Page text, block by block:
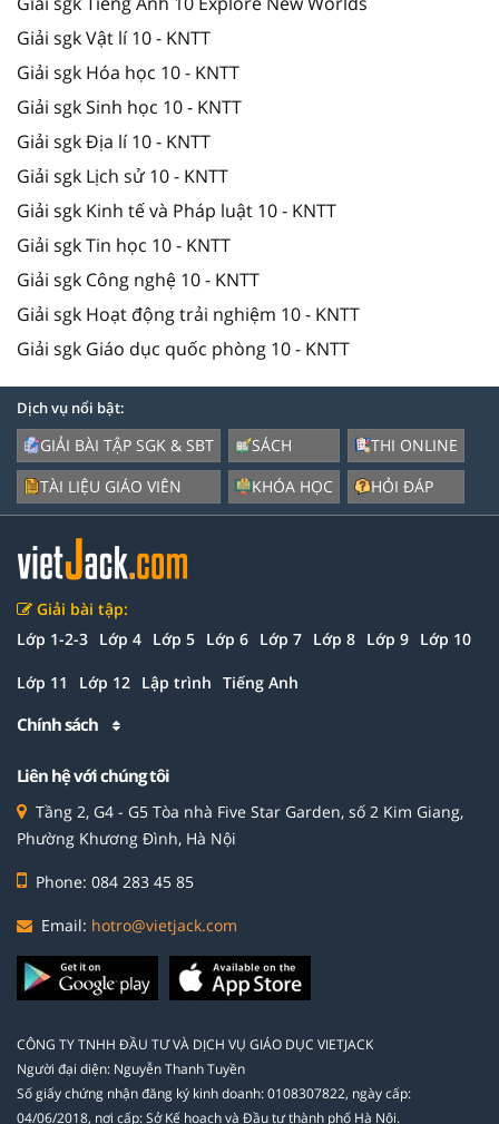
Giải sgk Vật lí 10 - KNTT
Giải sgk Hóa học 10 - KNTT
Giải sgk Sinh học 10 - KNTT
Giải sgk Địa lí 10 - KNTT
Giải sgk Lịch sử 10 - KNTT
Giải sgk Kinh tế và Pháp luật 10 - KNTT
Giải sgk Tin học 10 - KNTT
Giải sgk Công nghệ 10 - KNTT
Giải sgk Hoạt động trải nghiệm 10 - KNTT
Giải sgk Giáo dục quốc phòng 10 - KNTT
Dịch vụ nổi bật:
GIẢI BÀI TẬP SGK & SBT
TÀI LIỆU GIÁO VIÊN
SÁCH
KHÓA HỌC
THI ONLINE
HỎI ĐÁP
Giải bài tập:
Lớp 1-2-3 Lớp 4 Lớp 5 Lớp 6 Lớp 7 Lớp 8 Lớp 9 Lớp 10
Lớp 11 Lớp 12 Lập trình Tiếng Anh
Chính sách
Liên hệ với chúng tôi
Tầng 2, G4 - G5 Tòa nhà Five Star Garden, số 2 Kim Giang,
Phường Khương Đình, Hà Nội
Phone: 084 283 45 85
Email: hotro@vietjack.com
CÔNG TY TNHH ĐẦU TƯ VÀ DỊCH VỤ GIÁO DỤC VIETJACK
Người đại diện: Nguyễn Thanh Tuyền
Số giấy chứng nhận đăng ký kinh doanh: 0108307822, ngày cấp:
04/06/2018, nơi cấp: Sở Kế hoạch và Đầu tư thành phố Hà Nội.